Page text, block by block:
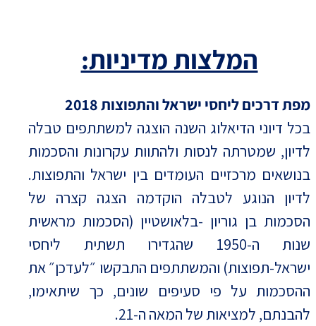
המלצות מדיניות:
מפת דרכים ליחסי ישראל והתפוצות2018
בכל דיוני הדיאלוג השנה הוצגה למשתתפים טבלה
לדיון, שמטרתה לנסות ולהתוות עקרונות והסכמות
בנושאים מרכזיים העומדים בין ישראל והתפוצות.
לדיון הנוגע לטבלה הוקדמה הצגה קצרה של
הסכמות בן גוריון -בלאושטיין (הסכמות מראשית
שנות ה-1950 שהגדירו תשתית ליחסי
ישראל-תפוצות) והמשתתפים התבקשו ״לעדכן״ את
ההסכמות על פי סעיפים שונים, כך שיתאימו,
להבנתם, למציאות של המאה ה-21.